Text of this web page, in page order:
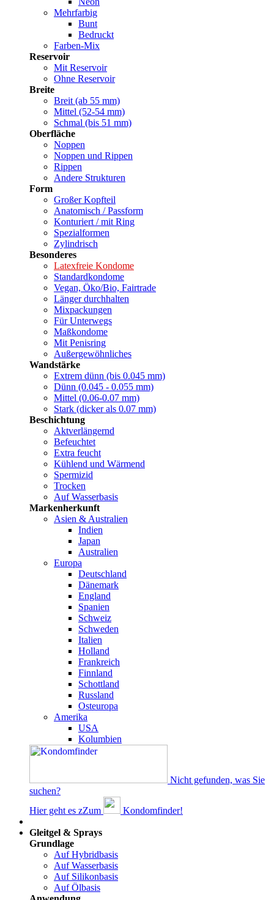
Mehrfarbig
Bunt
Bedruckt
Farben-Mix
Reservoir
Mit Reservoir
Ohne Reservoir
Breite
Breit (ab 55 mm)
Mittel (52-54 mm)
Schmal (bis 51 mm)
Oberfläche
Noppen
Noppen und Rippen
Rippen
Andere Strukturen
Form
Großer Kopfteil
Anatomisch / Passform
Konturiert / mit Ring
Spezialformen
Zylindrisch
Besonderes
Latexfreie Kondome
Standardkondome
Vegan, Öko/Bio, Fairtrade
Länger durchhalten
Mixpackungen
Für Unterwegs
Maßkondome
Mit Penisring
Außergewöhnliches
Wandstärke
Extrem dünn (bis 0.045 mm)
Dünn (0.045 - 0.055 mm)
Mittel (0.06-0.07 mm)
Stark (dicker als 0.07 mm)
Beschichtung
Aktverlängernd
Befeuchtet
Extra feucht
Kühlend und Wärmend
Spermizid
Trocken
Auf Wasserbasis
Markenherkunft
Asien & Australien
Indien
Japan
Australien
Europa
Deutschland
Dänemark
England
Spanien
Schweiz
Schweden
Italien
Holland
Frankreich
Finnland
Schottland
Russland
Osteuropa
Amerika
USA
Kolumbien
Nicht gefunden, was Sie
suchen?
Hier geht es zZum
Kondomfinder!
Gleitgel & Sprays
Grundlage
Auf Hybridbasis
Auf Wasserbasis
Auf Silikonbasis
Auf Ölbasis